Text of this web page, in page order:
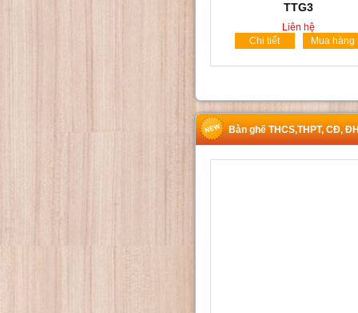
TTG3
Liên hệ
Chi tiết
Mua hàng
Bàn ghế THCS,THPT, CĐ,